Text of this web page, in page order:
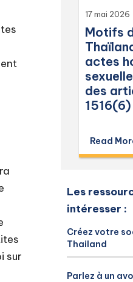
sur
17 mai 2026
Motifs
actes
des
1516(6)
Read
Les
intéresser :
Créez votre
Thailand
Parlez à un